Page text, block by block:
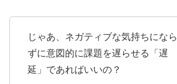
じゃあ、ネガティブな気持ちになら
ずに意図的に課題を遅らせる「遅
延」であればいいの？